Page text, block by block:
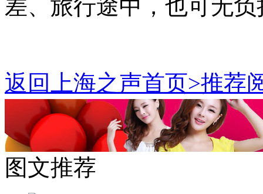
差、旅行途中，也可无
返回上海之声首页>推荐
图文推荐